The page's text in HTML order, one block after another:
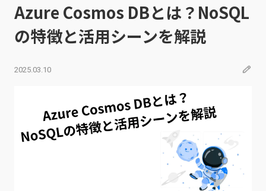
Azure Cosmos DBとは？NoSQL
の特徴と活用シーンを解説
2025.03.10